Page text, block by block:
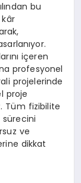
bu
kâr
içeren
profesyonel
projelerinde
proje
Tüm fizibilite
sürecini
ve
dikkat